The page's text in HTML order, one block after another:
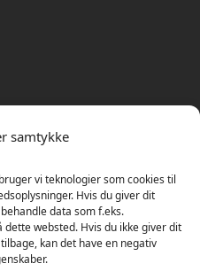
samtykke
vi teknologier som cookies til
Hvis du giver dit
data som f.eks.
websted. Hvis du ikke giver dit
kan det have en negativ
på Trustpilot